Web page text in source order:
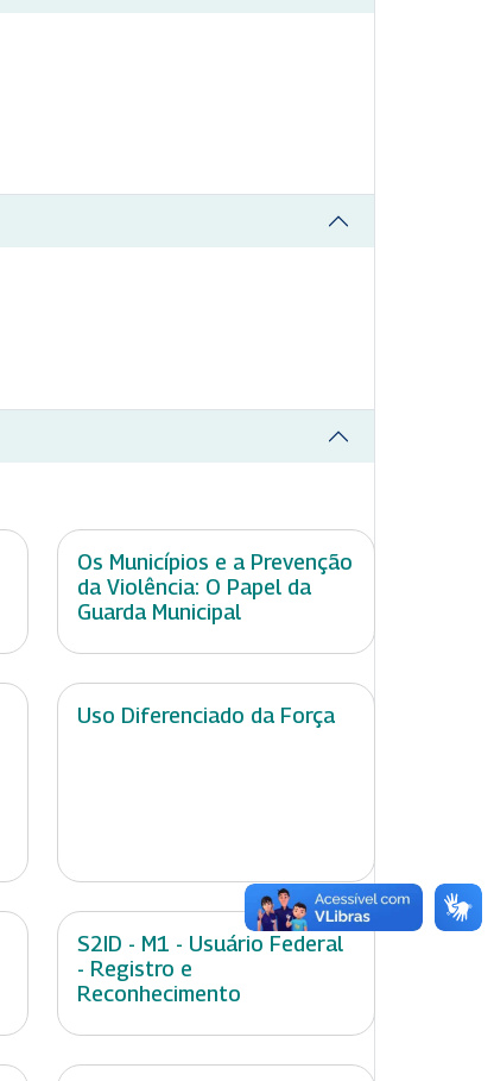
Os Municípios e a Prevenção
da Violência: O Papel da
Guarda Municipal
Uso Diferenciado da Força
S2ID - M1 - Usuário Federal
- Registro e
Reconhecimento